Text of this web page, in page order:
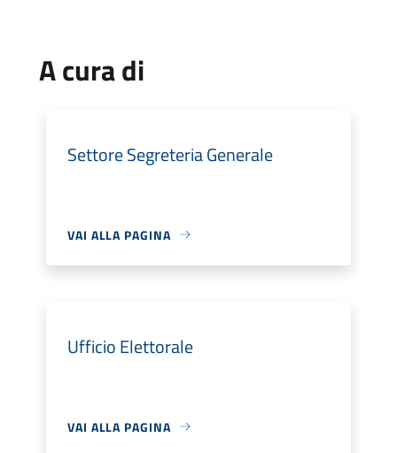
A cura di
Settore Segreteria Generale
VAI ALLA PAGINA
Ufficio Elettorale
VAI ALLA PAGINA